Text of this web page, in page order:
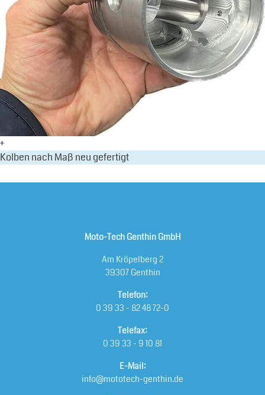
+
Kolben nach Maß neu gefertigt
Moto-Tech Genthin GmbH
Am Kröpelberg 2
39307 Genthin
Telefon:
0 39 33 - 82 48 72-0
Telefax:
0 39 33 - 9 10 81
E-Mail:
info@mototech-genthin.de